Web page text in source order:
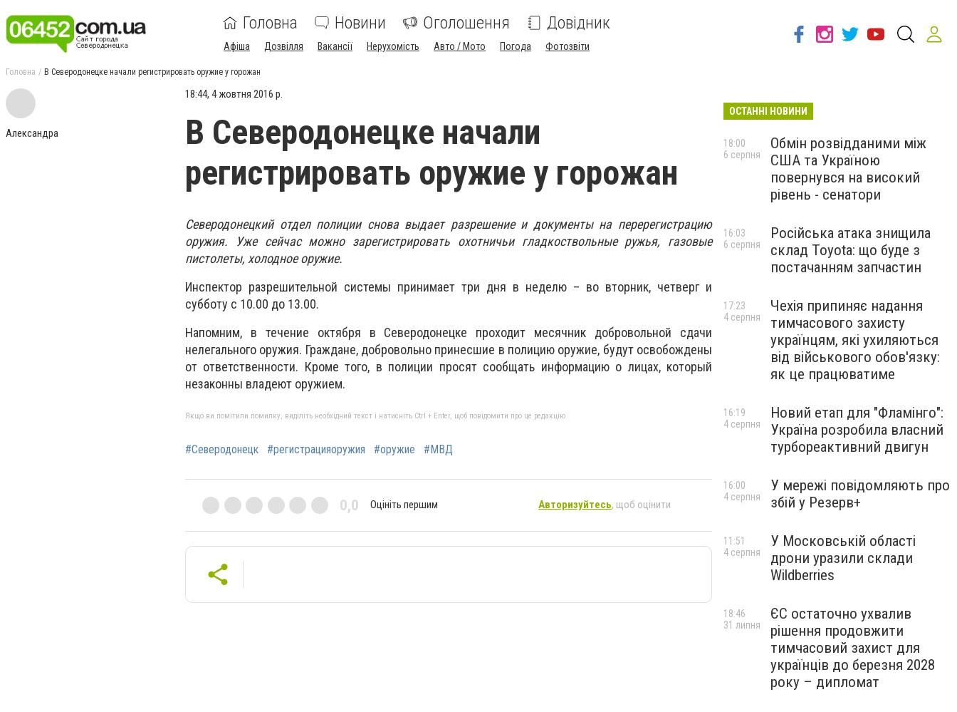
Головна Новини Оголошення Довідник
Афіша Дозвілля Вакансії Нерухомість Авто / Мото Погода Фотозвіти
Головна В Северодонецке начали регистрировать оружие у горожан
Александра
18:44, 4 жовтня 2016 р.
В Северодонецке начали
регистрировать оружие у горожан
Северодонецкий отдел полиции снова выдает разрешение и документы на перерегистрацию
оружия. Уже сейчас можно зарегистрировать охотничьи гладкоствольные ружья, газовые
пистолеты, холодное оружие.
Инспектор разрешительной системы принимает три дня в неделю – во вторник, четверг и
субботу с 10.00 до 13.00.
Напомним, в течение октября в Северодонецке проходит месячник добровольной сдачи
нелегального оружия. Граждане, добровольно принесшие в полицию оружие, будут освобождены
от ответственности. Кроме того, в полиции просят сообщать информацию о лицах, который
незаконны владеют оружием.
Якщо ви помітили помилку, виділіть необхідний текст і натисніть Ctrl + Enter, щоб повідомити про це редакцію
#Северодонецк #регистрацияоружия #оружие #МВД
0,0 Оцініть першим Авторизуйтесь, щоб оцінити
ОСТАННІ НОВИНИ
Обмін розвідданими між
США та Україною
повернувся на високий
рівень - сенатори
18:00
6 серпня
Російська атака знищила
склад Toyota: що буде з
постачанням запчастин
16:03
6 серпня
Чехія припиняє надання
тимчасового захисту
українцям, які ухиляються
від військового обов'язку:
як це працюватиме
17:23
4 серпня
Новий етап для "Фламінго":
Україна розробила власний
турбореактивний двигун
16:19
4 серпня
У мережі повідомляють про
збій у Резерв+
16:00
4 серпня
У Московській області
дрони уразили склади
Wildberries
11:51
4 серпня
ЄС остаточно ухвалив
рішення продовжити
тимчасовий захист для
українців до березня 2028
року – дипломат
18:46
31 липня